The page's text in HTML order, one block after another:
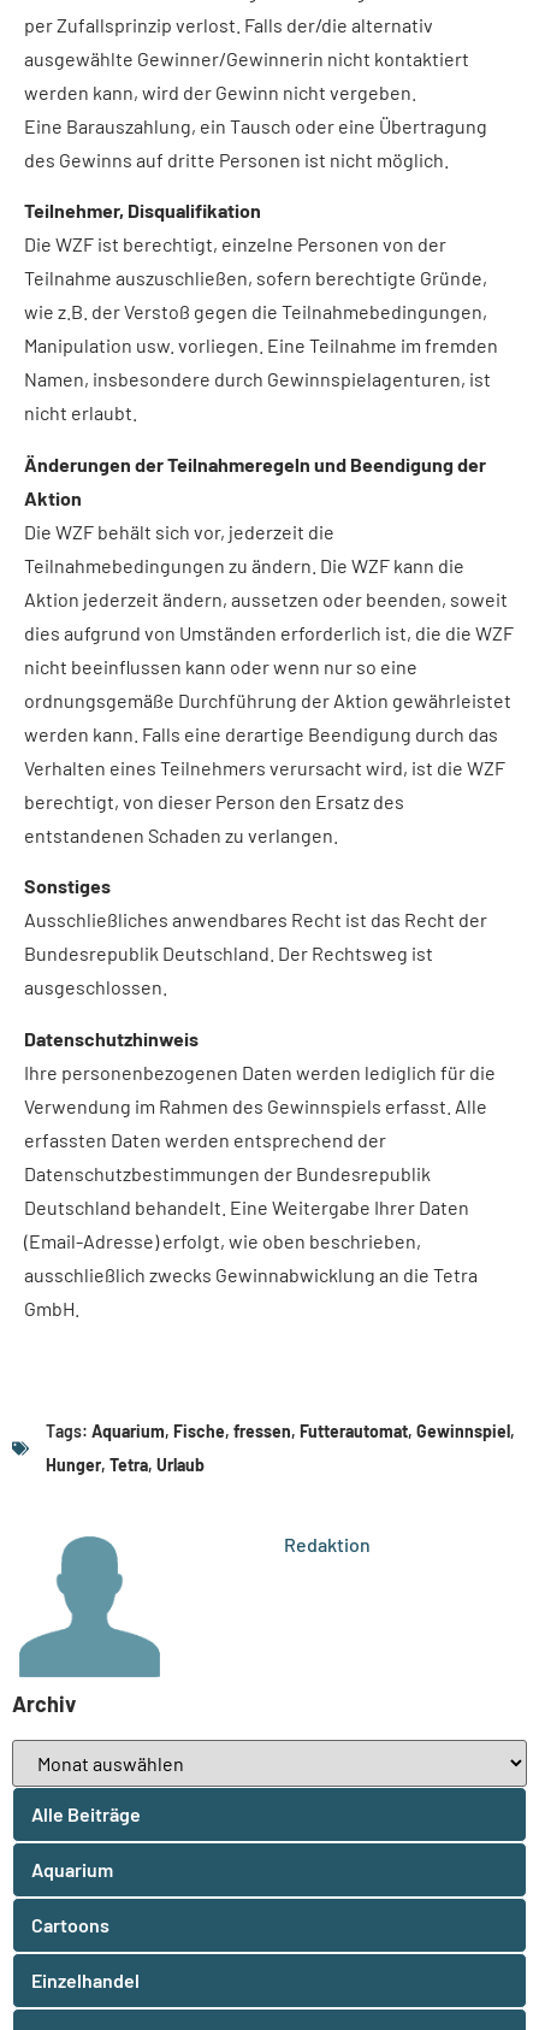
per Zufallsprinzip verlost. Falls der/die alternativ
ausgewählte Gewinner/Gewinnerin nicht kontaktiert
werden kann, wird der Gewinn nicht vergeben.
Eine Barauszahlung, ein Tausch oder eine Übertragung
des Gewinns auf dritte Personen ist nicht möglich.
Teilnehmer, Disqualifikation
Die WZF ist berechtigt, einzelne Personen von der
Teilnahme auszuschließen, sofern berechtigte Gründe,
wie z.B. der Verstoß gegen die Teilnahmebedingungen,
Manipulation usw. vorliegen. Eine Teilnahme im fremden
Namen, insbesondere durch Gewinnspielagenturen, ist
nicht erlaubt.
Änderungen der Teilnahmeregeln und Beendigung der
Aktion
Die WZF behält sich vor, jederzeit die
Teilnahmebedingungen zu ändern. Die WZF kann die
Aktion jederzeit ändern, aussetzen oder beenden, soweit
dies aufgrund von Umständen erforderlich ist, die die WZF
nicht beeinflussen kann oder wenn nur so eine
ordnungsgemäße Durchführung der Aktion gewährleistet
werden kann. Falls eine derartige Beendigung durch das
Verhalten eines Teilnehmers verursacht wird, ist die WZF
berechtigt, von dieser Person den Ersatz des
entstandenen Schaden zu verlangen.
Sonstiges
Ausschließliches anwendbares Recht ist das Recht der
Bundesrepublik Deutschland. Der Rechtsweg ist
ausgeschlossen.
Datenschutzhinweis
Ihre personenbezogenen Daten werden lediglich für die
Verwendung im Rahmen des Gewinnspiels erfasst. Alle
erfassten Daten werden entsprechend der
Datenschutzbestimmungen der Bundesrepublik
Deutschland behandelt. Eine Weitergabe Ihrer Daten
(Email-Adresse) erfolgt, wie oben beschrieben,
ausschließlich zwecks Gewinnabwicklung an die Tetra
GmbH.
Tags: Aquarium, Fische, fressen, Futterautomat, Gewinnspiel,
Hunger, Tetra, Urlaub
Redaktion
Archiv
Alle Beiträge
Aquarium
Cartoons
Einzelhandel